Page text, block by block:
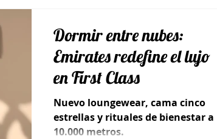
Dormir entre nubes:
Emirates redefine el lujo
en First Class
Nuevo loungewear, cama cinco
estrellas y rituales de bienestar a
10.000 metros.